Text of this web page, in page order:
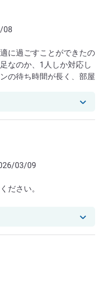
08
に過ごすことができたの
なのか、1人しか対応し
の待ち時間が長く、部屋
T. さんのレビューへのホ
03/09
ださい。
F. さんのレビュ